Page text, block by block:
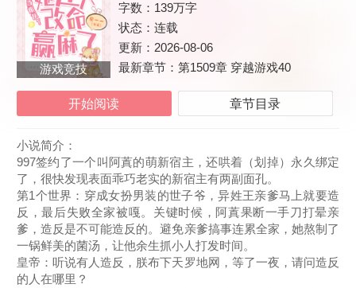
游戏竞技
字数： 139万字
状态：连载
更新： 2026-08-06
最新章节：第1509章 穿越游戏40
开始阅读 章节目录
小说简介：
997签约了一个叫阿蒖的萌新宿主，还哄着（划掉）永久绑定
了，很快发现表面乖巧老实的新宿主有两副面孔。
第1个世界：穿成女扮男装的世子爷，异姓王亲爹马上就要造
反，最后失败全家被嘎。关键时候，阿蒖果断一手刀打晕亲
爹，造反是不可能造反的。避免亲爹搞事连累全家，她熬制了
一锅鲜美的菌汤，让他余生抓小人打发时间。
皇帝：听说有人造反，朕布下天罗地网，等了一夜，请问造反
的人在哪里？